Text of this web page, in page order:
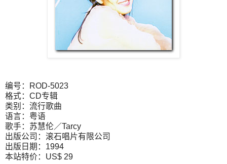
编号：ROD-5023
格式：CD专辑
类别：流行歌曲
语言：粤语
歌手：苏慧伦／Tarcy
出版公司：滚石唱片有限公司
出版日期：1994
本站特价：US$ 29